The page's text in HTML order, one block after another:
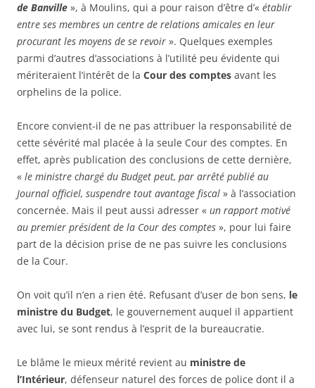
de Banville », à Moulins, qui a pour raison d’être d’« établir
entre ses membres un centre de relations amicales en leur
procurant les moyens de se revoir ». Quelques exemples
parmi d’autres d’associations à l’utilité peu évidente qui
mériteraient l’intérêt de la Cour des comptes avant les
orphelins de la police.
Encore convient-il de ne pas attribuer la responsabilité de
cette sévérité mal placée à la seule Cour des comptes. En
effet, après publication des conclusions de cette dernière,
« le ministre chargé du Budget peut, par arrêté publié au
Journal officiel, suspendre tout avantage fiscal » à l’association
concernée. Mais il peut aussi adresser « un rapport motivé
au premier président de la Cour des comptes », pour lui faire
part de la décision prise de ne pas suivre les conclusions
de la Cour.
On voit qu’il n’en a rien été. Refusant d’user de bon sens, le
ministre du Budget, le gouvernement auquel il appartient
avec lui, se sont rendus à l’esprit de la bureaucratie.
Le blâme le mieux mérité revient au ministre de
l’Intérieur, défenseur naturel des forces de police dont il a